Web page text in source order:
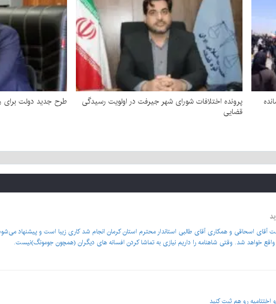
پرونده اختلافات شورای شهر جیرفت در اولویت رسیدگی
قضایی
طرح جدید دولت برای
آقای اسحاقی و همکاری آقای طالبی استاندار محترم استان کرمان انجام شد کاری زیبا است و پیشنهاد
خواهد شد. وقتی شاهنامه را داریم نیازی به تماشا کردن افسانه های دیگران (همچون جومونگ)نیست.
اختتامیه رو هم ثبت کنید